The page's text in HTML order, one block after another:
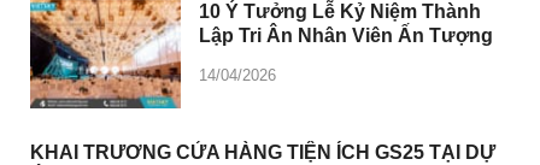
10 Ý Tưởng Lễ Kỷ Niệm Thành
Lập Tri Ân Nhân Viên Ấn Tượng
14/04/2026
KHAI TRƯƠNG CỬA HÀNG TIỆN ÍCH GS25 TẠI DỰ